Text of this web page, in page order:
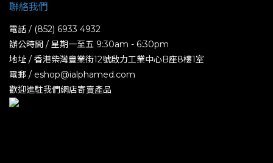
聯絡我們
電話 / (852) 6933 4932
辦公時間 / 星期一至五 9:30am - 6:30pm
地址 / 香港柴灣豐業街12號啟力工業中心B座8樓1室
電郵 / eshop@ialphamed.com
歡迎進駐我們網店寄賣產品